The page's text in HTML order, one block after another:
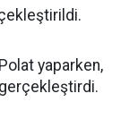
yaparken,